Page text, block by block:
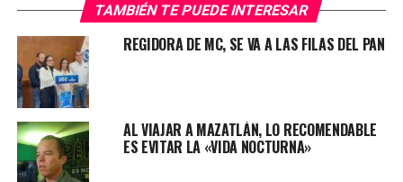
Señaló que esta herramienta sin duda es de gran utilidad
para la comunidad, dentro del municipio, por lo que
invitó a los capitalinos a hacer uso de esta herramienta
para atender los requerimientos de los ciudadanos en
cualquier aspecto.
Cuestionado sobre cuál sería la queja más recurrente o
sentida de los duranguenses, el Alcalde Toño Ochoa,
TAMBIÉN TE PUEDE INTERESAR
REGIDORA DE MC, SE VA A LAS FILAS DEL PAN
AL VIAJAR A MAZATLÁN, LO RECOMENDABLE
ES EVITAR LA «VIDA NOCTURNA»